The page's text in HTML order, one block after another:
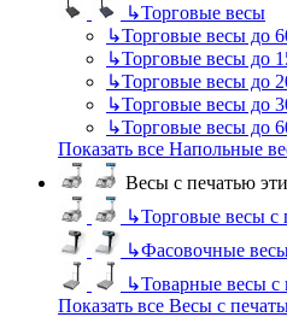
↳Торговые весы
↳Торговые весы до
↳Торговые весы до
↳Торговые весы до
↳Торговые весы до
↳Торговые весы до
Показать все Напольные
Весы с печатью
↳Торговые весы с
↳Фасовочные
↳Товарные весы с
Показать все Весы с